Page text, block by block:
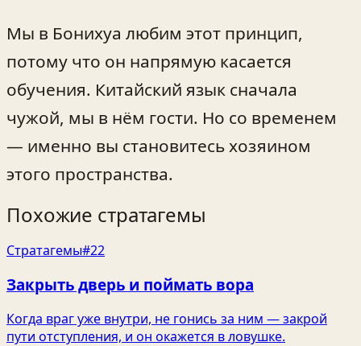
Мы в Бонихуа любим этот принцип,
потому что он напрямую касается
обучения. Китайский язык сначала
чужой, мы в нём гости. Но со временем
— именно вы становитесь хозяином
этого пространства.
Похожие стратагемы
Стратагемы#22
Закрыть дверь и поймать вора
Когда враг уже внутри, не гонись за ним — закрой
пути отступления, и он окажется в ловушке.